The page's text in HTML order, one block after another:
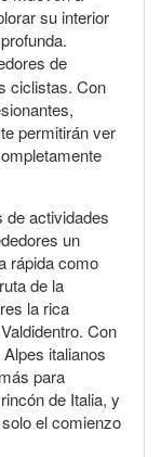
su interior
de
ciclistas. Con
permitirán ver
de actividades
un
rápida como
de la
la rica
Con
italianos
para
de Italia, y
el comienzo